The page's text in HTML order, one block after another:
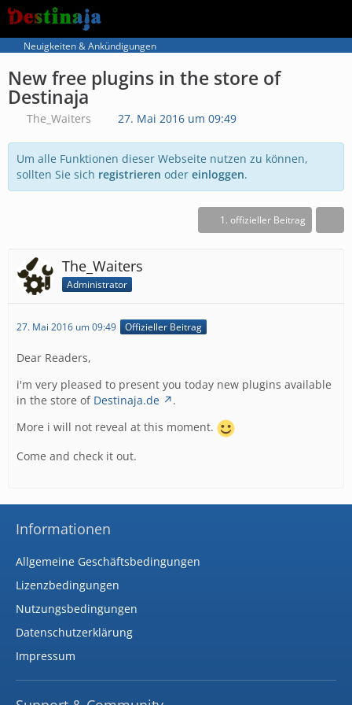
Neuigkeiten & Ankündigungen
New free plugins in the store of
Destinaja
The_Waiters 27. Mai 2016 um 09:49
Um alle Funktionen dieser Webseite nutzen zu können,
sollten Sie sich registrieren oder einloggen.
1. offizieller Beitrag
The_Waiters
Administrator
27. Mai 2016 um 09:49 Offizieller Beitrag
Dear Readers,
i'm very pleased to present you today new plugins available
in the store of Destinaja.de
.
More i will not reveal at this moment.
Come and check it out.
Informationen
Allgemeine Geschäftsbedingungen
Lizenzbedingungen
Nutzungsbedingungen
Datenschutzerklärung
Impressum